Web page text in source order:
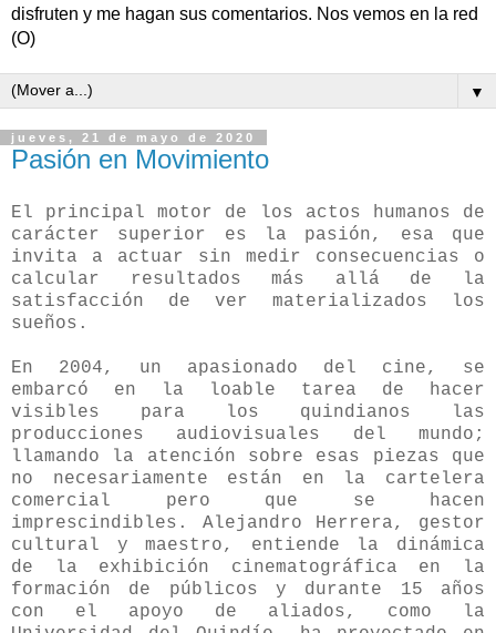
disfruten y me hagan sus comentarios. Nos vemos en la red
(O)
▼
jueves, 21 de mayo de 2020
Pasión en Movimiento
El principal motor de los actos humanos de
carácter superior es la pasión, esa que
invita a actuar sin medir consecuencias o
calcular resultados más allá de la
satisfacción de ver materializados los
sueños.
En 2004, un apasionado del cine, se
embarcó en la loable tarea de hacer
visibles para los quindianos las
producciones audiovisuales del mundo;
llamando la atención sobre esas piezas que
no necesariamente están en la cartelera
comercial pero que se hacen
imprescindibles. Alejandro Herrera, gestor
cultural y maestro, entiende la dinámica
de la exhibición cinematográfica en la
formación de públicos y durante 15 años
con el apoyo de aliados, como la